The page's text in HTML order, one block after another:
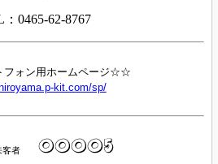
：0465-62-8767
ォン用ホームページ☆☆
kit.com/sp/
客者